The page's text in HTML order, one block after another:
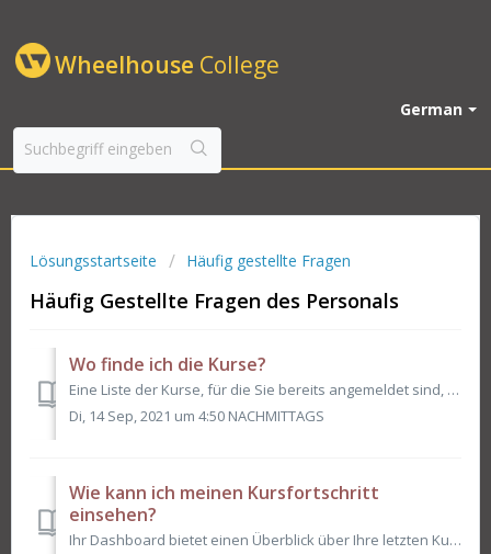
Wheelhouse College
German
Lösungsstartseite Häufig gestellte Fragen
Häufig Gestellte Fragen des Personals
Wo finde ich die Kurse?
Eine Liste der Kurse, für die Sie bereits angemeldet sind, finden Sie im Wheelhouse-Menü unter dem Dashboard. Sie können auch auf die Registerkarte "Ih...
Di, 14 Sep, 2021 um 4:50 NACHMITTAGS
Wie kann ich meinen Kursfortschritt
einsehen?
Ihr Dashboard bietet einen Überblick über Ihre letzten Kurse, Ihren Fortschritt und ermöglicht es Ihnen, die nächste Lektion eines der letzten Kurse einfach...